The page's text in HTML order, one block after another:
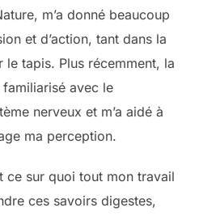
m’a donné beaucoup
et d’action, tant dans la
tapis. Plus récemment, la
familiarisé avec le
nerveux et m’a aidé à
ma perception.
ce sur quoi tout mon travail
ces savoirs digestes,